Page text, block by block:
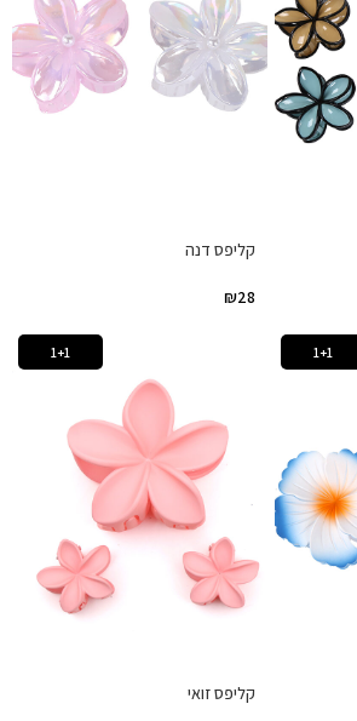
קליפס דנה
₪28
1+1
1+1
קליפס זואי